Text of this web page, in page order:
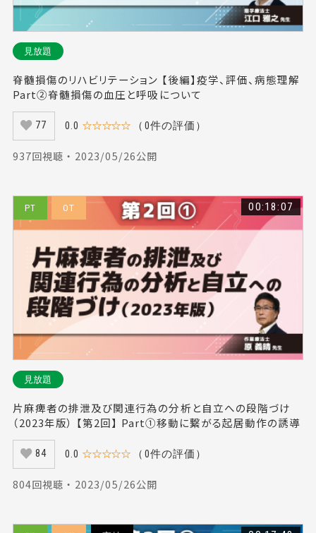
見放題
脊髄損傷のリハビリテーション 【後編】疫学、評価、病態理解
Part②脊髄損傷の血圧と呼吸について
77 0.0 ☆☆☆☆☆ （0件の評価）
937回視聴 ・ 2023/05/26公開
PT OT 00:18:07
見放題
片麻痺者の排泄及び関連行為の分析と自立への段階づけ
（2023年版） 【第2回】 Part①移動に繋がる起居動作の誘導
84 0.0 ☆☆☆☆☆ （0件の評価）
804回視聴 ・ 2023/05/26公開